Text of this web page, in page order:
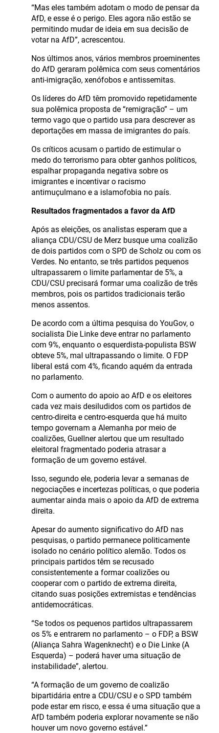
“Mas eles também adotam o modo de pensar da
AfD, e esse é o perigo. Eles agora não estão se
permitindo mudar de ideia em sua decisão de
votar na AfD”, acrescentou.
Nos últimos anos, vários membros proeminentes
do AfD geraram polêmica com seus comentários
anti-imigração, xenófobos e antissemitas.
Os líderes do AfD têm promovido repetidamente
sua polêmica proposta de “remigração” – um
termo vago que o partido usa para descrever as
deportações em massa de imigrantes do país.
Os críticos acusam o partido de estimular o
medo do terrorismo para obter ganhos políticos,
espalhar propaganda negativa sobre os
imigrantes e incentivar o racismo
antimuçulmano e a islamofobia no país.
Resultados fragmentados a favor da AfD
Após as eleições, os analistas esperam que a
aliança CDU/CSU de Merz busque uma coalizão
de dois partidos com o SPD de Scholz ou com os
Verdes. No entanto, se três partidos pequenos
ultrapassarem o limite parlamentar de 5%, a
CDU/CSU precisará formar uma coalizão de três
membros, pois os partidos tradicionais terão
menos assentos.
De acordo com a última pesquisa do YouGov, o
socialista Die Linke deve entrar no parlamento
com 9%, enquanto o esquerdista-populista BSW
obteve 5%, mal ultrapassando o limite. O FDP
liberal está com 4%, ficando aquém da entrada
no parlamento.
Com o aumento do apoio ao AfD e os eleitores
cada vez mais desiludidos com os partidos de
centro-direita e centro-esquerda que há muito
tempo governam a Alemanha por meio de
coalizões, Guellner alertou que um resultado
eleitoral fragmentado poderia atrasar a
formação de um governo estável.
Isso, segundo ele, poderia levar a semanas de
negociações e incertezas políticas, o que poderia
aumentar ainda mais o apoio da AfD de extrema
direita.
Apesar do aumento significativo do AfD nas
pesquisas, o partido permanece politicamente
isolado no cenário político alemão. Todos os
principais partidos têm se recusado
consistentemente a formar coalizões ou
cooperar com o partido de extrema direita,
citando suas posições extremistas e tendências
antidemocráticas.
“Se todos os pequenos partidos ultrapassarem
os 5% e entrarem no parlamento – o FDP, a BSW
(Aliança Sahra Wagenknecht) e o Die Linke (A
Esquerda) – poderá haver uma situação de
instabilidade”, alertou.
“A formação de um governo de coalizão
bipartidária entre a CDU/CSU e o SPD também
pode estar em risco, e essa é uma situação que a
AfD também poderia explorar novamente se não
houver um novo governo estável.”